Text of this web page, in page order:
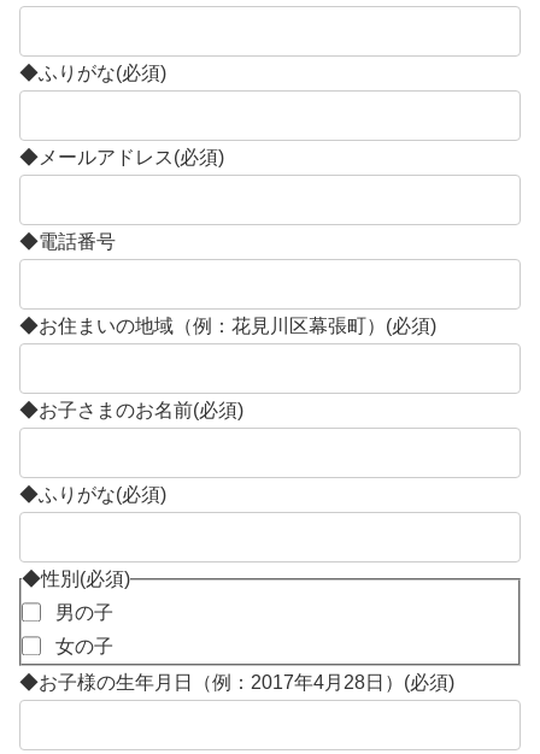
◆ふりがな(必須)
◆メールアドレス(必須)
◆電話番号
◆お住まいの地域（例：花見川区幕張町） (必須)
◆お子さまのお名前(必須)
◆ふりがな(必須)
◆性別 (必須)
男の子
女の子
◆お子様の生年月日（例：2017年4月28日） (必須)